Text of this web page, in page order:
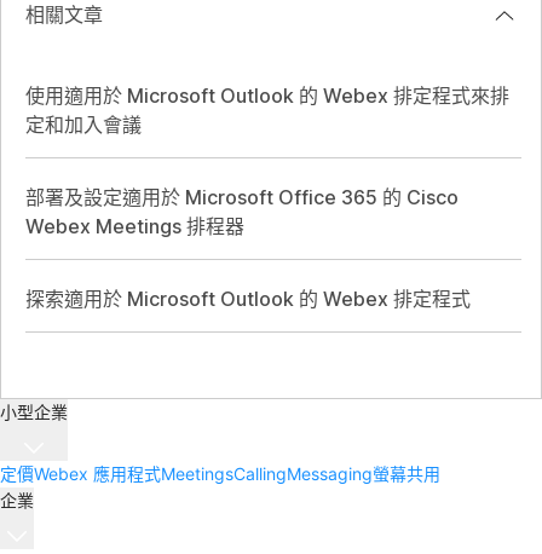
相關文章
使用適用於 Microsoft Outlook 的 Webex 排定程式來排
定和加入會議
部署及設定適用於 Microsoft Office 365 的 Cisco
Webex Meetings 排程器
探索適用於 Microsoft Outlook 的 Webex 排定程式
小型企業
定價Webex 應用程式MeetingsCallingMessaging螢幕共用
企業